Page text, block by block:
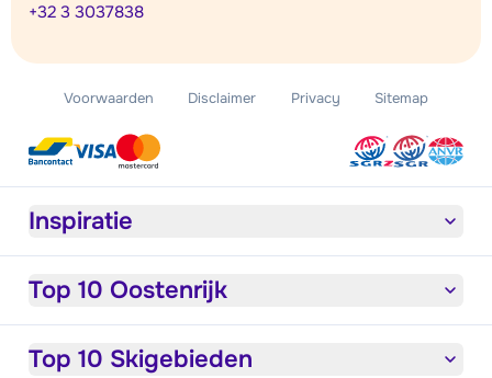
+32 3 3037838
Voorwaarden Disclaimer Privacy Sitemap
Inspiratie
Top 10 Oostenrijk
Top 10 Skigebieden